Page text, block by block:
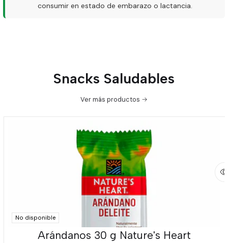
consumir en estado de embarazo o lactancia.
Snacks Saludables
Ver más productos
No disponible
Arándanos 30 g Nature's Heart